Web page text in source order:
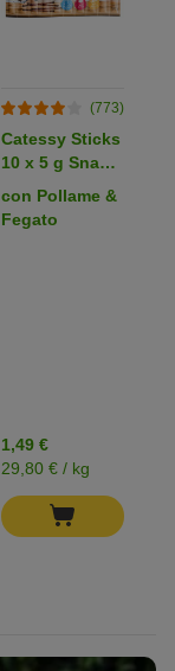
(773)
Catessy Sticks
10 x 5 g Snack
per gatti
con Pollame &
Fegato
1,49 €
29,80 € / kg